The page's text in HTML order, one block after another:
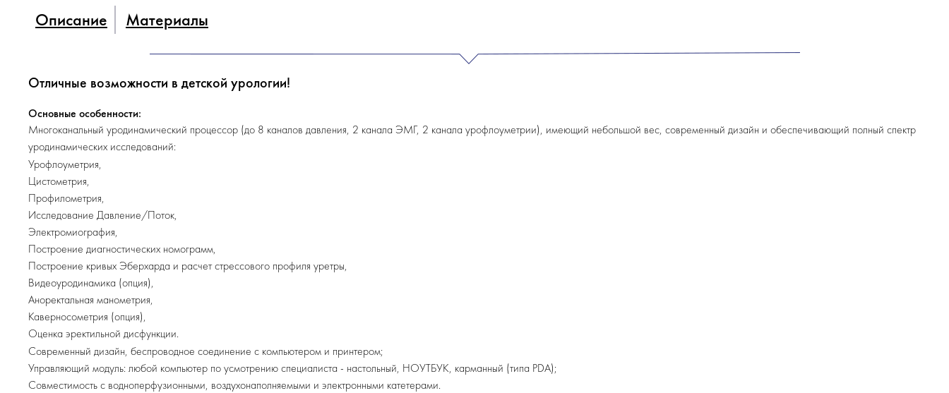
Описание Материалы
Отличные возможности в детской урологии!
Основные особенности:
Многоканальный уродинамический процессор (до 8 каналов давления, 2 канала ЭМГ, 2 канала урофлоуметрии), имеющий небольшой вес, современный дизайн и обеспечивающий полный спектр
уродинамических исследований:
Урофлоуметрия,
Цистометрия,
Профилометрия,
Исследование Давление/Поток,
Электромиография,
Построение диагностических номограмм,
Построение кривых Эберхарда и расчет стрессового профиля уретры,
Видеоуродинамика (опция),
Аноректальная манометрия,
Каверносометрия (опция),
Оценка эректильной дисфункции.
Современный дизайн, беспроводное соединение с компьютером и принтером;
Управляющий модуль: любой компьютер по усмотрению специалиста - настольный, НОУТБУК, карманный (типа PDA);
Совместимость с водноперфузионными, воздухонаполняемыми и электронными катетерами.